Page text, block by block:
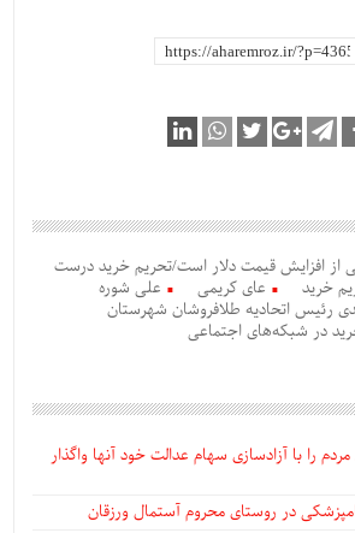
از افزایش قیمت دلار است/تحریم خرید درست
خرید عای کریمی
علی شوره
رئیس اتحادیه طلافروشان شهرستان
در شبکه‌های اجتماعی
را با آزادسازی سهام عدالت خود آنها واگذار
در روستای محروم آستمال ورزقان